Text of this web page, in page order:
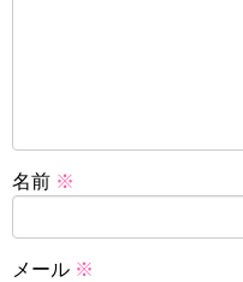
名前 ※
メール ※